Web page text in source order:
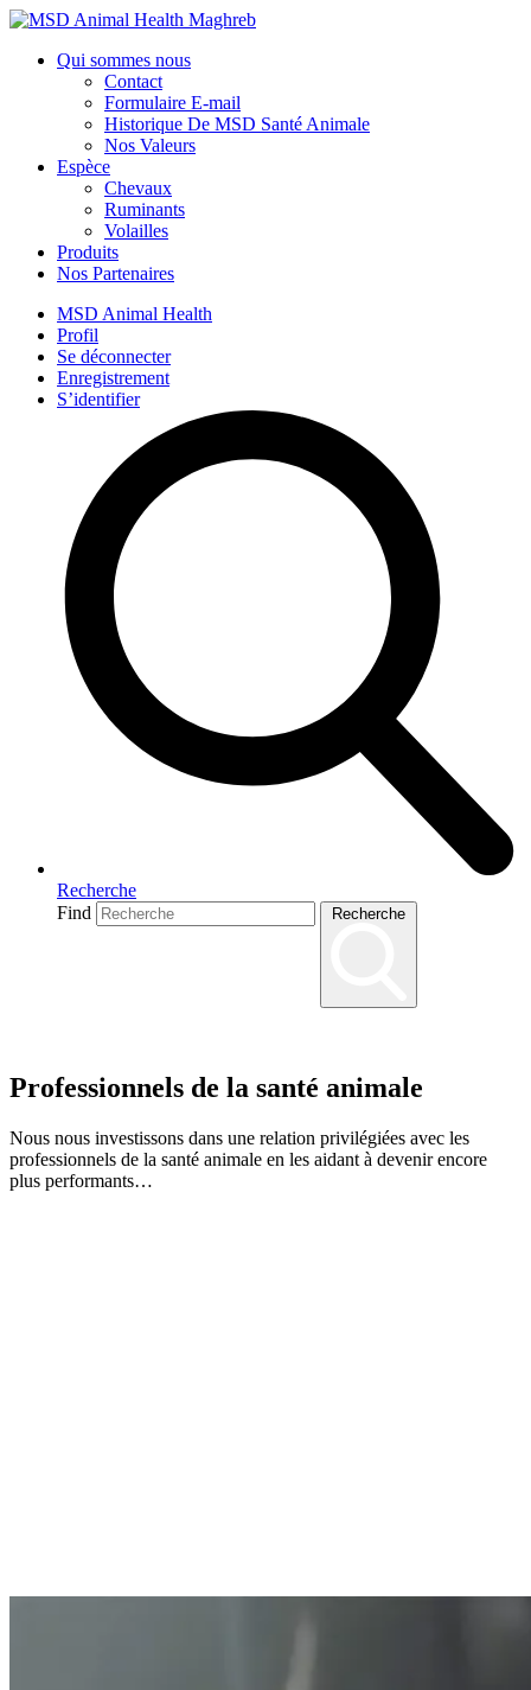
Qui sommes nous
Contact
Formulaire E-mail
Historique De MSD Santé Animale
Nos Valeurs
Espèce
Chevaux
Ruminants
Volailles
Produits
Nos Partenaires
MSD Animal Health
Profil
Se déconnecter
Enregistrement
S’identifier
Recherche
Find
Recherche
Professionnels de la santé animale
Nous nous investissons dans une relation privilégiées avec les
professionnels de la santé animale en les aidant à devenir encore
plus performants…